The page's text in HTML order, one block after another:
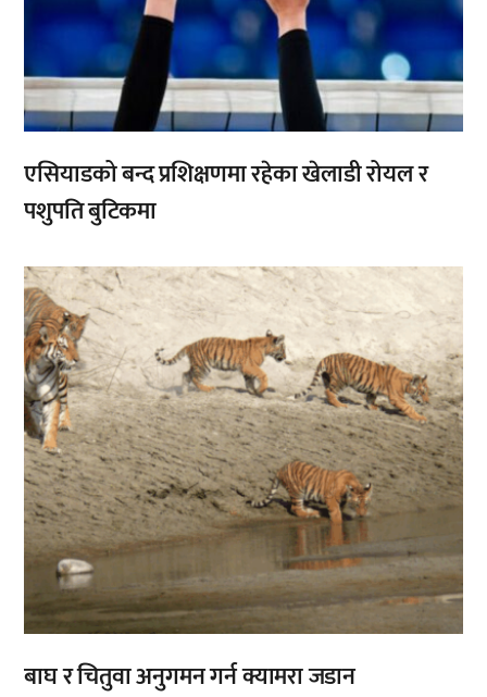
एसियाडको बन्द प्रशिक्षणमा रहेका खेलाडी रोयल र
पशुपति बुटिकमा
बाघ र चितुवा अनुगमन गर्न क्यामरा जडान